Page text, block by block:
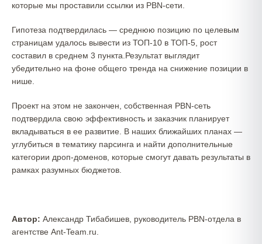
которые мы проставили ссылки из PBN-сети.
Гипотеза подтвердилась — среднюю позицию по целевым
страницам удалось вывести из ТОП-10 в ТОП-5, рост
составил в среднем 3 пункта.Результат выглядит
убедительно на фоне общего тренда на снижение позиции в
нише.
Проект на этом не закончен, собственная PBN-сеть
подтвердила свою эффективность и заказчик планирует
вкладываться в ее развитие. В наших ближайших планах —
углубиться в тематику парсинга и найти дополнительные
категории дроп-доменов, которые смогут давать результаты в
рамках разумных бюджетов.
Автор: Александр Тибабишев, руководитель PBN-отдела в
агентстве Ant-Team.ru.